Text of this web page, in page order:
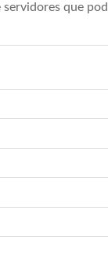
que